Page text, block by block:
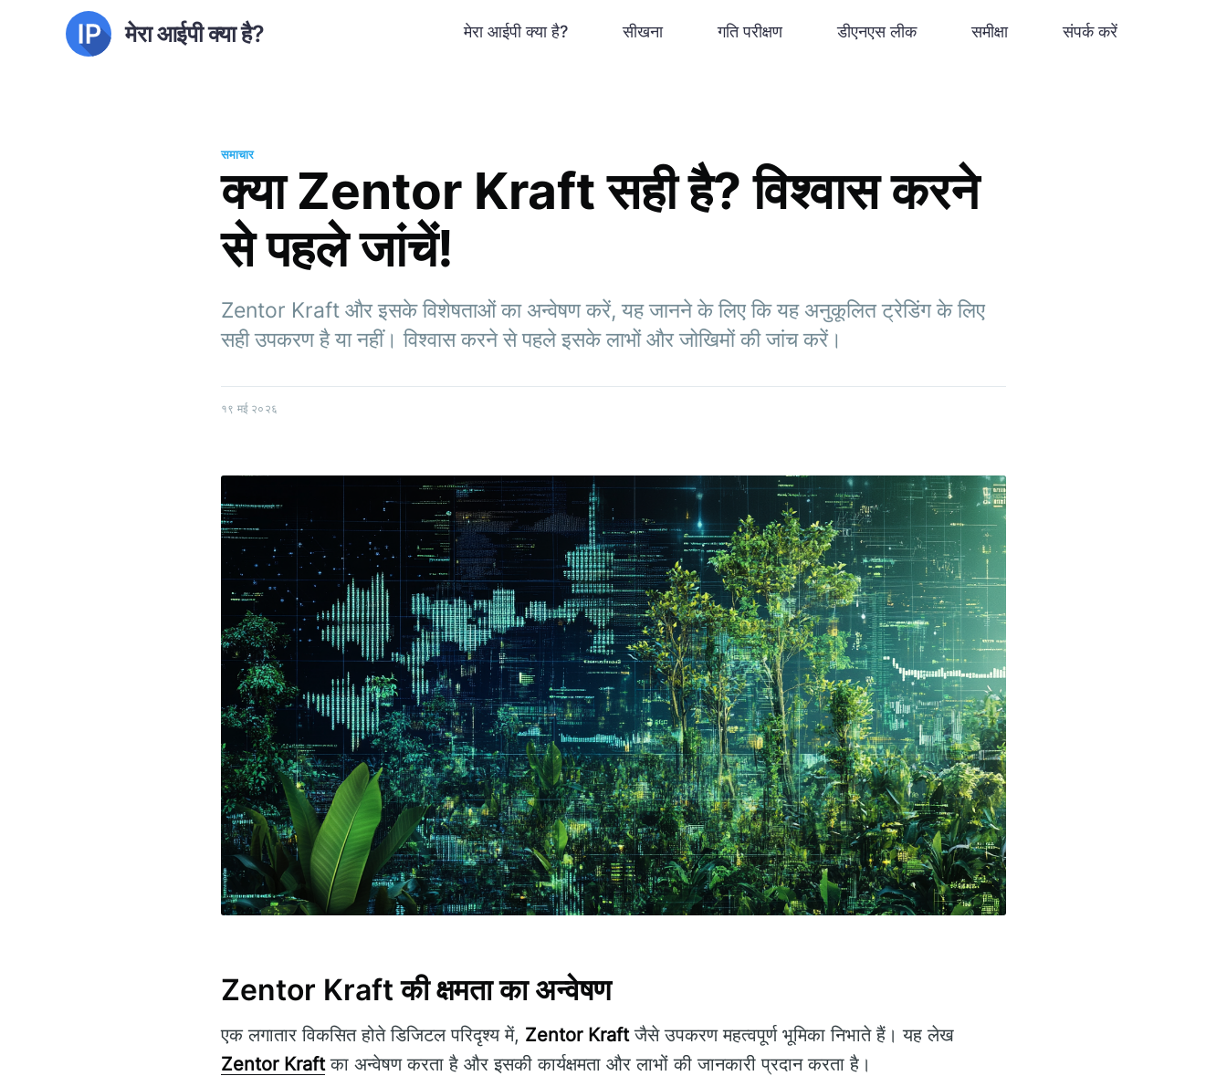
मेरा आईपी क्या है? मेरा आईपी क्या है? सीखना गति परीक्षण डीएनएस लीक समीक्षा संपर्क करें
समाचार
क्या Zentor Kraft सही है? विश्वास करने
से पहले जांचें!
Zentor Kraft और इसके विशेषताओं का अन्वेषण करें, यह जानने के लिए कि यह अनुकूलित ट्रेडिंग के लिए
सही उपकरण है या नहीं। विश्वास करने से पहले इसके लाभों और जोखिमों की जांच करें।
१९ मई २०२६
Zentor Kraft की क्षमता का अन्वेषण
एक लगातार विकसित होते डिजिटल परिदृश्य में, Zentor Kraftजैसे उपकरण महत्वपूर्ण भूमिका निभाते हैं। यह लेख
Zentor Kraftका अन्वेषण करता है और इसकी कार्यक्षमता और लाभों की जानकारी प्रदान करता है।